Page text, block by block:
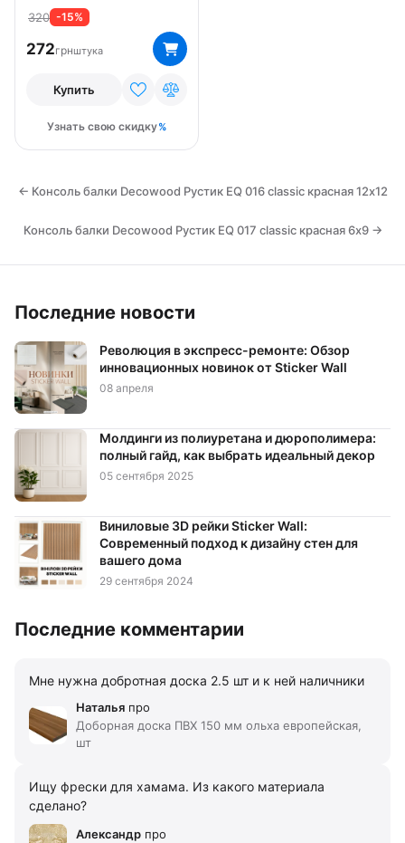
320 -15%
272грнштука
Купить
Узнать свою скидку
← Консоль балки Decowood Рустик EQ 016 classic красная 12х12
Консоль балки Decowood Рустик EQ 017 classic красная 6х9 →
Последние новости
Революция в экспресс-ремонте: Обзор
инновационных новинок от Sticker Wall
08 апреля
Молдинги из полиуретана и дюрополимера:
полный гайд, как выбрать идеальный декор
05 сентября 2025
Виниловые 3D рейки Sticker Wall:
Современный подход к дизайну стен для
вашего дома
29 сентября 2024
Последние комментарии
Мне нужна добротная доска 2.5 шт и к ней наличники
Наталья про
Доборная доска ПВХ 150 мм ольха европейская,
шт
Ищу фрески для хамама. Из какого материала
сделано?
Александр про